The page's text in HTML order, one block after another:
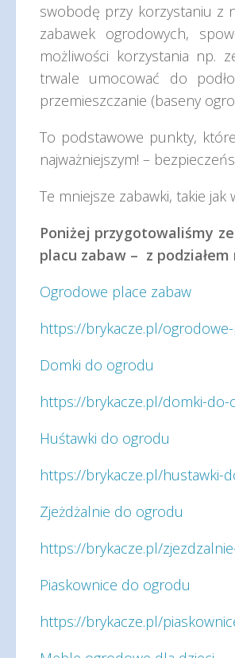
swobodę przy korzystaniu z
zabawek ogrodowych,
możliwości korzystania np.
trwale umocować do
przemieszczanie (baseny
To podstawowe punkty,
najważniejszym! –
Te mniejsze zabawki, takie jak
Poniżej przygotowaliśmy
placu zabaw – z
Ogrodowe place zabaw
https://brykacze.pl/
Domki do ogrodu
https://brykacze.pl/domki-do-
Huśtawki do ogrodu
https://brykacze.pl/hustawki-
Zjeżdżalnie do ogrodu
https://brykacze.pl/
Piaskownice do ogrodu
https://brykacze.pl/